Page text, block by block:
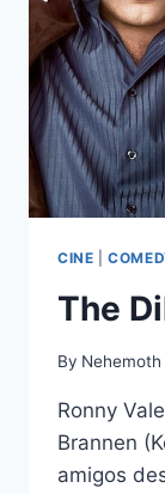
CINE |
The
By Nehemoth
Ronny
Brannen
amigos